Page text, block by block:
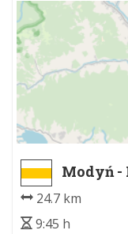
Modyń -
24.7 km
9:45 h